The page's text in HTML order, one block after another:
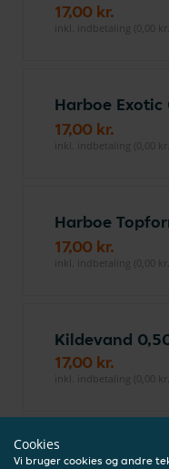
17,00 kr.
inkl. indbetaling (0,00
Harboe Exotic
17,00 kr.
inkl. indbetaling (0,00
Harboe
17,00 kr.
inkl. indbetaling (0,00
Kildevand
17,00 kr.
inkl. indbetaling (0,00
Harboe Cola
Cookies
Vi bruger cookies og andre